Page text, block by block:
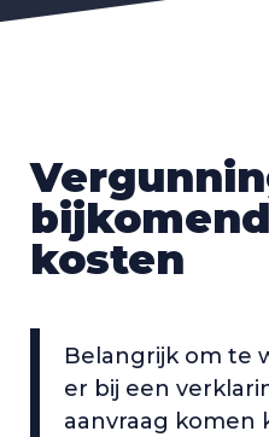
kosten
Belangrijk om te
er bij een
aanvraag komen